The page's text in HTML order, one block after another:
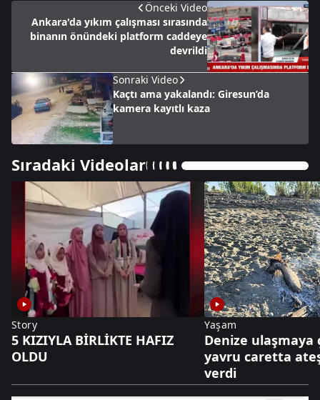
Önceki Video
Ankara'da yıkım çalışması sırasında
binanın önündeki platform caddeye
devrildi
Sonraki Video
Kaçtı ama yakalandı: Giresun’da
kamera kayıtlı kaza
Sıradaki Videolar
Story
5 KIZIYLA BİRLİKTE HAFIZ
OLDU
Yaşam
Denize ulaşmaya
yavru caretta
verdi